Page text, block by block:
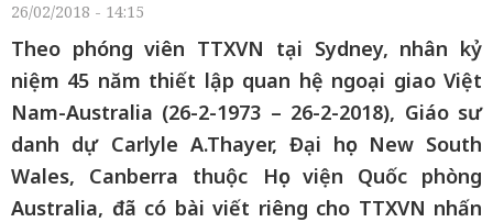
26/02/2018 - 14:15
Theo phóng viên TTXVN tại Sydney, nhân kỷ
niệm 45 năm thiết lập quan hệ ngoại giao Việt
Nam-Australia (26-2-1973 – 26-2-2018), Giáo sư
danh dự Carlyle A.Thayer, Đại học New South
Wales, Canberra thuộc Học viện Quốc phòng
Australia, đã có bài viết riêng cho TTXVN nhấn